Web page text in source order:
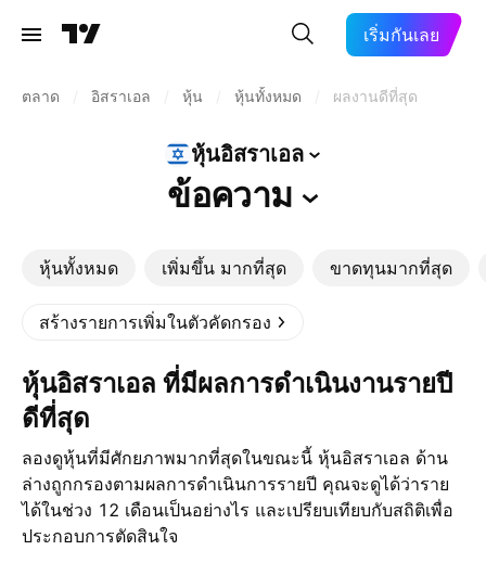
เริ่มกันเลย
ตลาด อิสราเอล หุ้น หุ้นทั้งหมด ผลงานดีที่สุด
หุ้นอิสราเอล
ข้อความ
หุ้นทั้งหมด เพิ่มขึ้น มากที่สุด ขาดทุนมากที่สุด
สร้างรายการเพิ่มในตัวคัดกรอง
หุ้นอิสราเอล ที่มีผลการดำเนินงานรายปี
ดีที่สุด
ลองดูหุ้นที่มีศักยภาพมากที่สุดในขณะนี้ หุ้นอิสราเอล ด้าน
ล่างถูกกรองตามผลการดำเนินการรายปี คุณจะดูได้ว่าราย
ได้ในช่วง 12 เดือนเป็นอย่างไร และเปรียบเทียบกับสถิติเพื่อ
ประกอบการตัดสินใจ